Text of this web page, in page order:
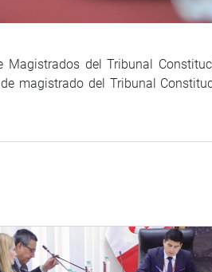
del Tribunal
magistrado del Tribunal